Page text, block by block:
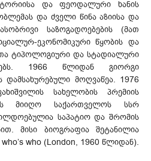
და ფეოდალური ხანის
და ძველი წინა აზიისა და
საზოგადოებების (მათ
ეკონომიკური წყობის და
ტიპოლოგიური და სტადიალური
1966 წლიდან გიორგი
დამსახურებული მოღვაწეა. 1976
სახელობის პრემიის
მიიღო საქართველოს სსრ
საპატიო და შრომის
მისი ბიოგრაფია შეტანილია
who (London, 1960 წლიდან).